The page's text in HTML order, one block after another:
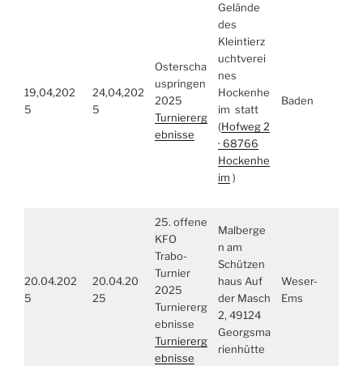
19,04,202
5
24,04,202
5
Osterscha
uspringen
2025
Turniererg
ebnisse
Gelände
des
Kleintierz
uchtverei
nes
Hockenhe
im statt
(Hofweg 2
· 68766
Hockenhe
im )
Baden
20.04.202
5
20.04.20
25
25. offene
KFO
Trabo-
Turnier
2025
Turniererg
ebnisse
Turniererg
ebnisse
Malberge
n am
Schützen
haus Auf
der Masch
2, 49124
Georgsma
rienhütte
Weser-
Ems